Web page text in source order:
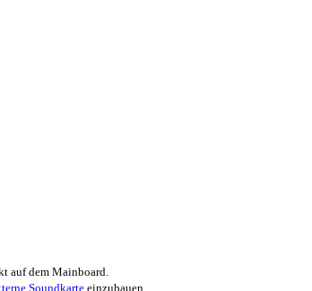
auf dem Mainboard.
Soundkarte einzubauen.